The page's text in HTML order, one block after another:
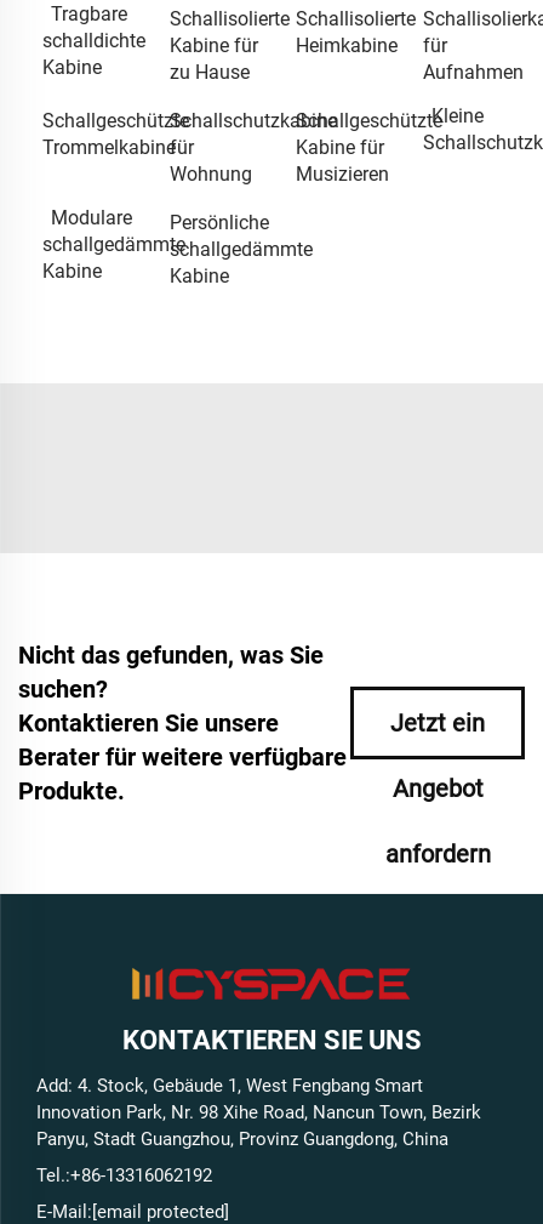
Tragbare
schalldichte
Kabine
Schallisolierte
Kabine für
zu Hause
Schallisolierte
Heimkabine
für
Aufnahmen
Schallgeschützte
Trommelkabine
Schallschutzkabine
für
Wohnung
Schallgeschützte
Kabine für
Musizieren
Kleine
Modulare
schallgedämmte
Kabine
Persönliche
schallgedämmte
Kabine
Nicht das gefunden, was Sie
suchen?
Kontaktieren Sie unsere
Berater für weitere verfügbare
Produkte.
Jetzt ein
Angebot
anfordern
KONTAKTIEREN SIE UNS
Add: 4. Stock, Gebäude 1, West Fengbang Smart
Innovation Park, Nr. 98 Xihe Road, Nancun Town, Bezirk
Panyu, Stadt Guangzhou, Provinz Guangdong, China
Tel.:+86-13316062192
E-Mail:[email protected]